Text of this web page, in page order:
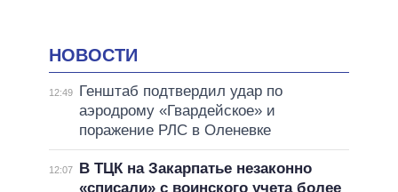
НОВОСТИ
12:49
Генштаб подтвердил удар по
аэродрому «Гвардейское» и
поражение РЛС в Оленевке
12:07
В ТЦК на Закарпатье незаконно
«списали» с воинского учета более